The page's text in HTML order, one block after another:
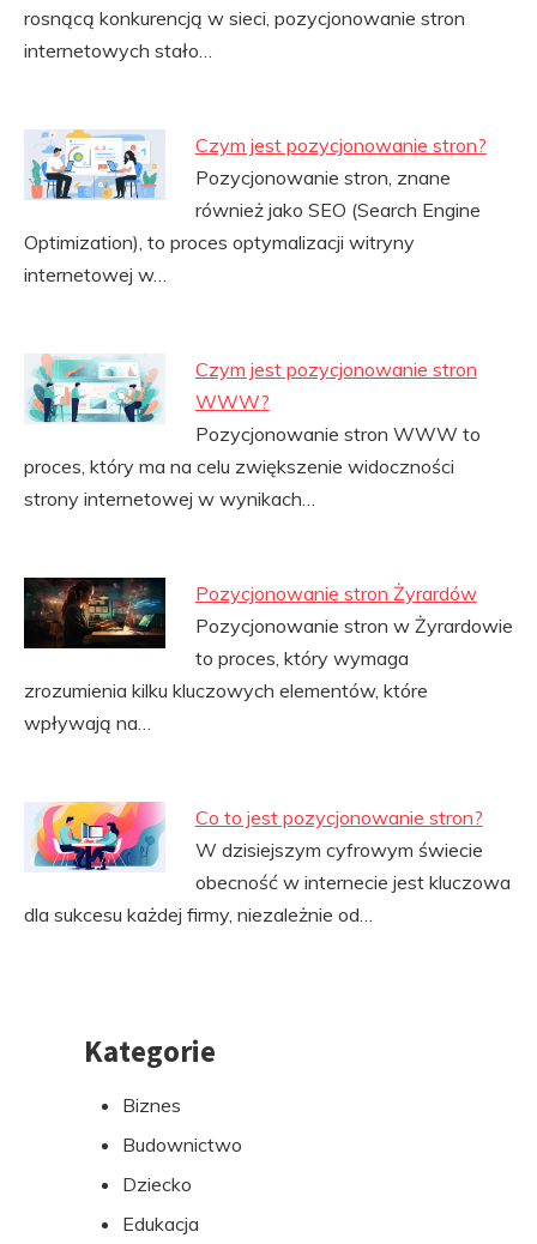
rosnącą konkurencją w sieci, pozycjonowanie stron
internetowych stało…
Czym jest pozycjonowanie stron?
Pozycjonowanie stron, znane
również jako SEO (Search Engine
Optimization), to proces optymalizacji witryny
internetowej w…
Czym jest pozycjonowanie stron
WWW?
Pozycjonowanie stron WWW to
proces, który ma na celu zwiększenie widoczności
strony internetowej w wynikach…
Pozycjonowanie stron Żyrardów
Pozycjonowanie stron w Żyrardowie
to proces, który wymaga
zrozumienia kilku kluczowych elementów, które
wpływają na…
Co to jest pozycjonowanie stron?
W dzisiejszym cyfrowym świecie
obecność w internecie jest kluczowa
dla sukcesu każdej firmy, niezależnie od…
PrzejdźKategorie
Biznes
Budownictwo
Dziecko
Edukacja